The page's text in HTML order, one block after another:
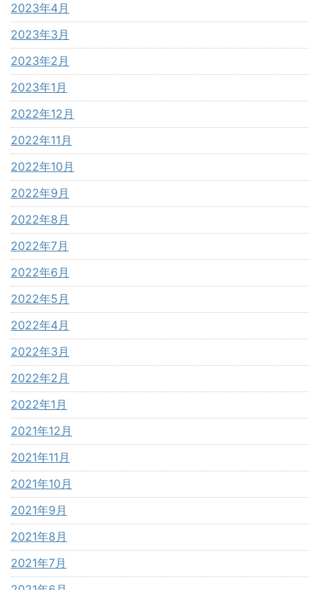
2023年4月
2023年3月
2023年2月
2023年1月
2022年12月
2022年11月
2022年10月
2022年9月
2022年8月
2022年7月
2022年6月
2022年5月
2022年4月
2022年3月
2022年2月
2022年1月
2021年12月
2021年11月
2021年10月
2021年9月
2021年8月
2021年7月